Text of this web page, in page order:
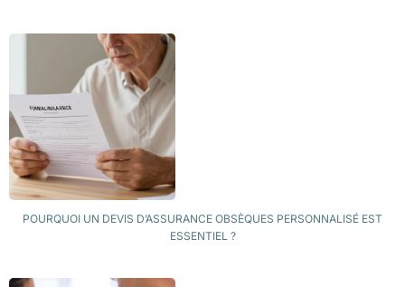
POURQUOI UN DEVIS D’ASSURANCE OBSÈQUES PERSONNALISÉ EST
ESSENTIEL ?